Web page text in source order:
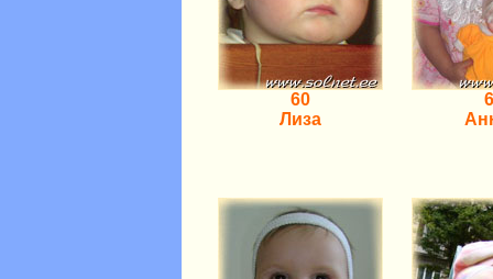
60
Лиза